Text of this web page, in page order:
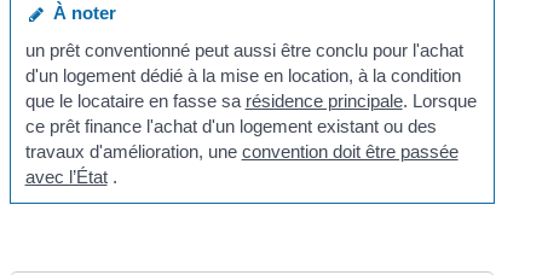
À noter
un prêt conventionné peut aussi être conclu pour l'achat
d'un logement dédié à la mise en location, à la condition
que le locataire en fasse sa résidence principale. Lorsque
ce prêt finance l'achat d'un logement existant ou des
travaux d'amélioration, une convention doit être passée
avec l’État.